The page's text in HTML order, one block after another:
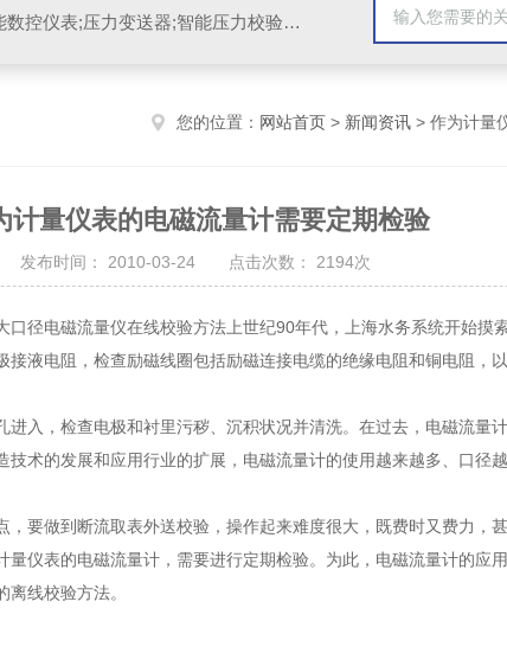
压力校验仪;校验仿真仪;精密数字压力计;工业热工仪表;智能数控仪表;压力变送器;智能压力校验仪;热工校验仿真仪;智能数字压力计;压力泵
您的位置： 网站首页 > 新闻资讯 > 作为计量
计量仪表的电磁流量计需要定期检验
发布时间： 2010-03-24 点击次数： 2194次
径电磁流量仪在线校验方法上世纪90年代，上海水务系统开始摸
液电阻，检查励磁线圈包括励磁连接电缆的绝缘电阻和铜电阻，
入，检查电极和衬里污秽、沉积状况并清洗。在过去，电磁流量
术的发展和应用行业的扩展，电磁流量计的使用越来越多、口径
要做到断流取表外送校验，操作起来难度很大，既费时又费力，
仪表的电磁流量计，需要进行定期检验。为此，电磁流量计的应
线校验方法。